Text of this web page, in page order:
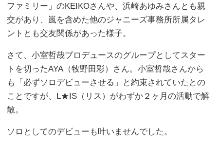
ファミリー」のKEIKOさんや、浜崎あゆみさんとも親
交があり、嵐を含めた他のジャニーズ事務所所属タレ
ントとも交友関係があった様子。
さて、小室哲哉プロデュースのグループとしてスター
トを切ったAYA（牧野田彩）さん。小室哲哉さんから
も「必ずソロデビューさせる」と約束されていたとの
ことですが、L★IS（リス）がわずか２ヶ月の活動で解
散。
ソロとしてのデビューも叶いませんでした。